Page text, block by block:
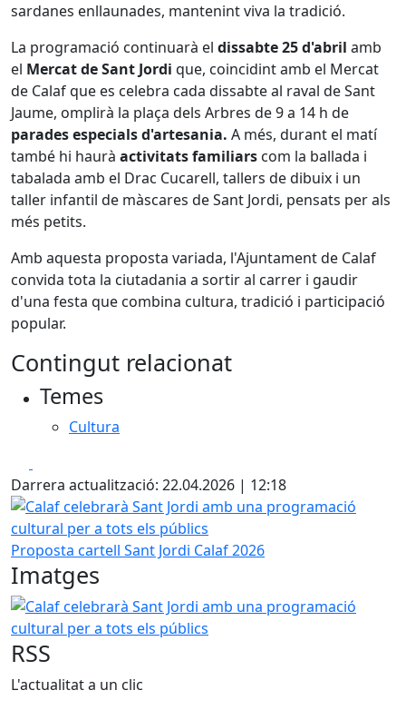
sardanes enllaunades, mantenint viva la tradició.
La programació continuarà el dissabte 25 d'abril amb
el Mercat de Sant Jordi que, coincidint amb el Mercat
de Calaf que es celebra cada dissabte al raval de Sant
Jaume, omplirà la plaça dels Arbres de 9 a 14 h de
parades especials d'artesania. A més, durant el matí
també hi haurà activitats familiars com la ballada i
tabalada amb el Drac Cucarell, tallers de dibuix i un
taller infantil de màscares de Sant Jordi, pensats per als
més petits.
Amb aquesta proposta variada, l'Ajuntament de Calaf
convida tota la ciutadania a sortir al carrer i gaudir
d'una festa que combina cultura, tradició i participació
popular.
Contingut relacionat
Temes
Cultura
Darrera actualització: 22.04.2026 | 12:18
Calaf celebrarà Sant Jordi amb una programació cultural
Proposta cartell Sant Jordi Calaf 2026
Imatges
Calaf celebrarà Sant Jordi amb una programació cultural
RSS
L'actualitat a un clic